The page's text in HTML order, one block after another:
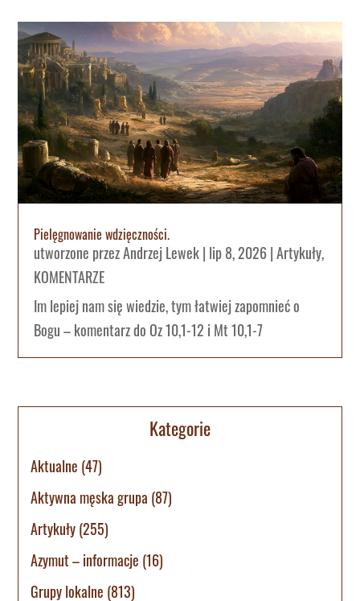
Pielęgnowanie wdzięczności.
utworzone przezAndrzej Lewek| lip 8, 2026|Artykuły,
KOMENTARZE
Im lepiej nam się wiedzie, tym łatwiej zapomnieć o
Bogu – komentarz do Oz 10,1-12 i Mt 10,1-7
Kategorie
Aktualne (47)
Aktywna męska grupa (87)
Artykuły(255)
Azymut – informacje (16)
Grupy lokalne (813)